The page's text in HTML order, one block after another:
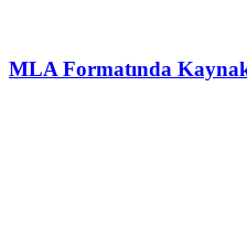
MLA Formatında